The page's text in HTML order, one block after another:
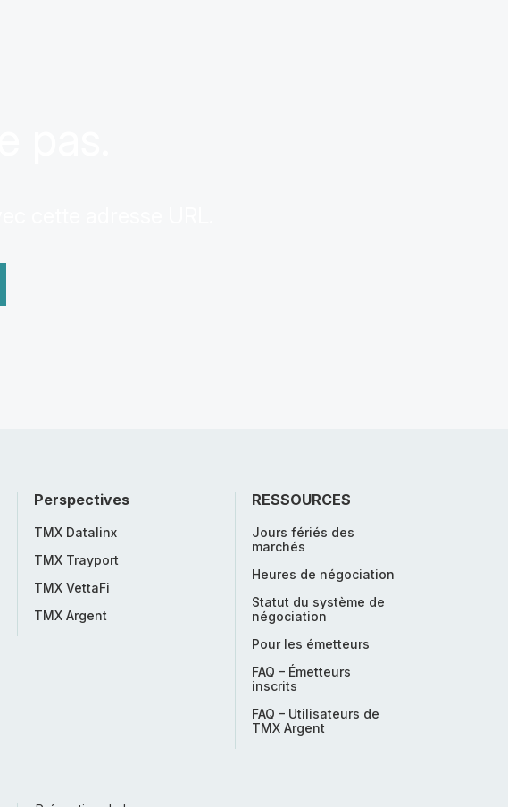
Perspectives
TMX Datalinx
TMX Trayport
TMX VettaFi
TMX Argent
RESSOURCES
Jours fériés des
marchés
Heures de négociation
Statut du système de
négociation
Pour les émetteurs
FAQ – Émetteurs
inscrits
FAQ – Utilisateurs de
TMX Argent